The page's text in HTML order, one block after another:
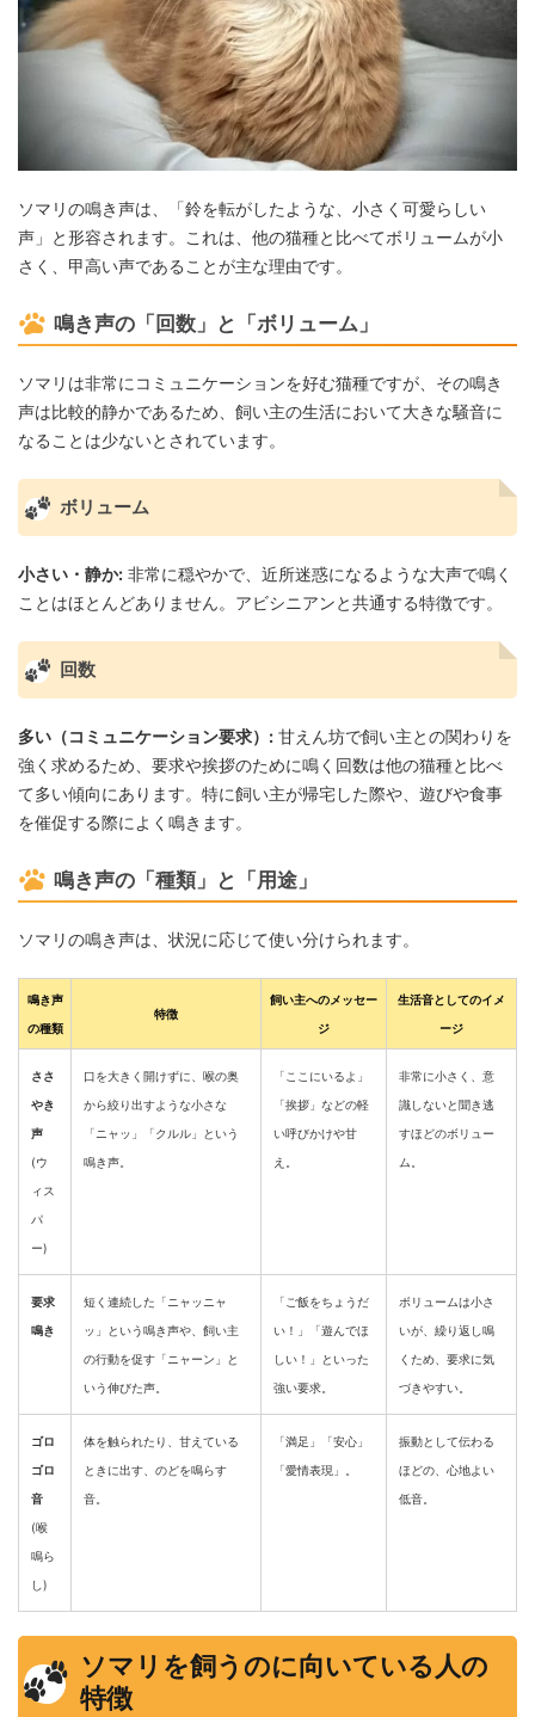
ソマリの鳴き声は、「鈴を転がしたような、小さく可愛らしい
声」と形容されます。これは、他の猫種と比べてボリュームが小
さく、甲高い声であることが主な理由です。
鳴き声の「回数」と「ボリューム」
ソマリは非常にコミュニケーションを好む猫種ですが、その鳴き
声は比較的静かであるため、飼い主の生活において大きな騒音に
なることは少ないとされています。
ボリューム
小さい・静か: 非常に穏やかで、近所迷惑になるような大声で鳴く
ことはほとんどありません。アビシニアンと共通する特徴です。
回数
多い（コミュニケーション要求）: 甘えん坊で飼い主との関わりを
強く求めるため、要求や挨拶のために鳴く回数は他の猫種と比べ
て多い傾向にあります。特に飼い主が帰宅した際や、遊びや食事
を催促する際によく鳴きます。
鳴き声の「種類」と「用途」
ソマリの鳴き声は、状況に応じて使い分けられます。
鳴き声
の種類
特徴
飼い主へのメッセー
ジ
生活音としてのイメ
ージ
ささ
やき
声
(ウ
ィス
パ
ー)
口を大きく開けずに、喉の奥
から絞り出すような小さな
「ニャッ」「クルル」という
鳴き声。
「ここにいるよ」
「挨拶」などの軽
い呼びかけや甘
え。
非常に小さく、意
識しないと聞き逃
すほどのボリュー
ム。
要求
鳴き
短く連続した「ニャッニャ
ッ」という鳴き声や、飼い主
の行動を促す「ニャーン」と
いう伸びた声。
「ご飯をちょうだ
い！」「遊んでほ
しい！」といった
強い要求。
ボリュームは小さ
いが、繰り返し鳴
くため、要求に気
づきやすい。
ゴロ
ゴロ
音
(喉
鳴ら
し)
体を触られたり、甘えている
ときに出す、のどを鳴らす
音。
「満足」「安心」
「愛情表現」。
振動として伝わる
ほどの、心地よい
低音。
ソマリを飼うのに向いている人の
特徴